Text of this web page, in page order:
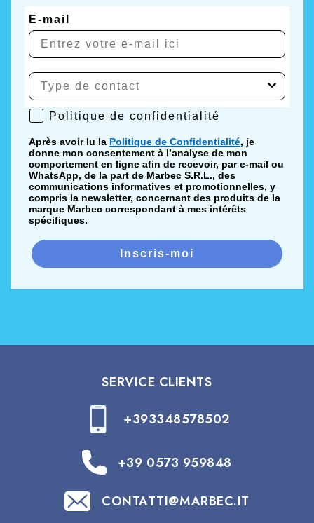
calcaire et de traces sur les vitres, et quelles sont les
bonnes pratiques de nettoyage régulier pour les
maintenir propres et brillantes dans le temps.
👉 En savoir plus ici :“ Nettoyage et entretien régulier
des parois de douche : comment les garder propres dans
le temps ”
E-mail
Politique de confidentialité
Politique de confidentialité
Après avoir lu la Politique de Confidentialité, je
donne mon consentement à l’analyse de mon
comportement en ligne afin de recevoir, par e-mail ou
WhatsApp, de la part de Marbec S.R.L., des
communications informatives et promotionnelles, y
compris la newsletter, concernant des produits de la
marque Marbec correspondant à mes intérêts
spécifiques.
Inscris-moi
SERVICE CLIENTS
+393348578502
+39 0573 959848
CONTATTI@MARBEC.IT